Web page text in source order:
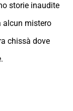
storie inaudite
alcun mistero
chissà dove